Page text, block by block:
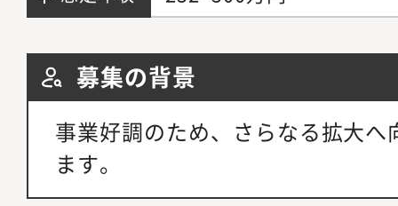
募集の背景
事業好調のため、さらなる拡大
ます。